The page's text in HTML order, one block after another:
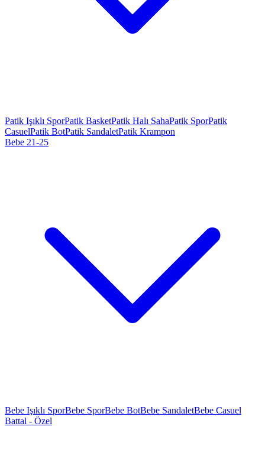
Patik Işıklı SporPatik BasketPatik Halı SahaPatik SporPatik
CasuelPatik BotPatik SandaletPatik Krampon
Bebe 21-25
Bebe Işıklı SporBebe SporBebe BotBebe SandaletBebe Casuel
Battal - Özel